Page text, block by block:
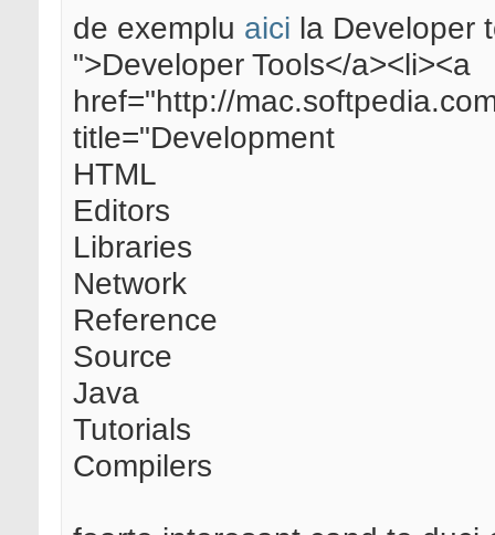
de exemplu aici la Developer
">Developer Tools</a><li><a
href="http://
title="Development
HTML
Editors
Libraries
Network
Reference
Source
Java
Tutorials
Compilers